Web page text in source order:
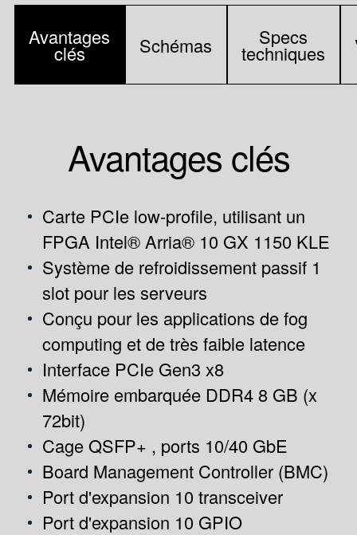
Avantages
clés Schémas Specs
techniques
Avantages clés
Carte PCIe low-profile, utilisant un
FPGA Intel® Arria® 10 GX 1150 KLE
Système de refroidissement passif 1
slot pour les serveurs
Conçu pour les applications de fog
computing et de très faible latence
Interface PCIe Gen3 x8
Mémoire embarquée DDR4 8 GB (x
72bit)
Cage QSFP+ , ports 10/40 GbE
Board Management Controller (BMC)
Port d'expansion 10 transceiver
Port d'expansion 10 GPIO